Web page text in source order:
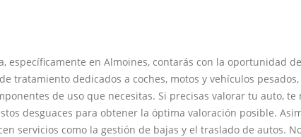
específicamente en Almoines, contarás con la oportunidad
tratamiento dedicados a coches, motos y vehículos
de uso que necesitas. Si precisas valorar tu auto, te
desguaces para obtener la óptima valoración posible.
servicios como la gestión de bajas y el traslado de autos.